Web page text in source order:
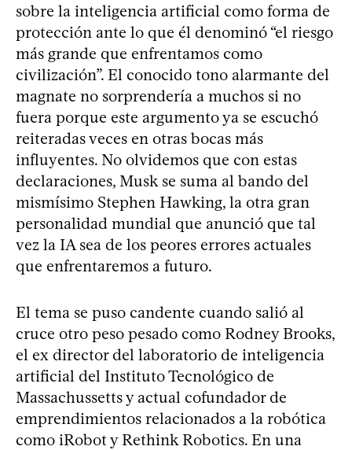
sobre la inteligencia artificial como forma de
protección ante lo que él denominó “el riesgo
más grande que enfrentamos como
civilización”. El conocido tono alarmante del
magnate no sorprendería a muchos si no
fuera porque este argumento ya se escuchó
reiteradas veces en otras bocas más
influyentes. No olvidemos que con estas
declaraciones, Musk se suma al bando del
mismísimo Stephen Hawking, la otra gran
personalidad mundial que anunció que tal
vez la IA sea de los peores errores actuales
que enfrentaremos a futuro.
El tema se puso candente cuando salió al
cruce otro peso pesado como Rodney Brooks,
el ex director del laboratorio de inteligencia
artificial del Instituto Tecnológico de
Massachussetts y actual cofundador de
emprendimientos relacionados a la robótica
como iRobot y Rethink Robotics. En una